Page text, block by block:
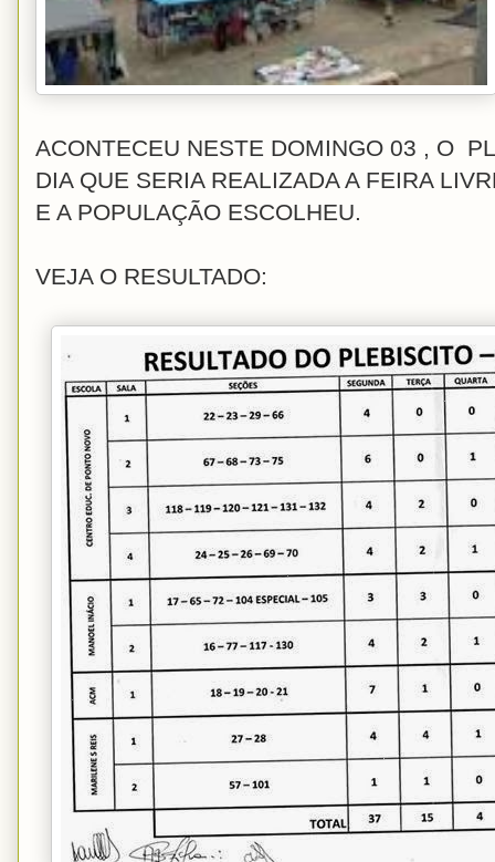
ACONTECEU NESTE DOMINGO 03 , O
DIA QUE SERIA REALIZADA A FEIRA
E A POPULAÇÃO ESCOLHEU.
VEJA O RESULTADO: